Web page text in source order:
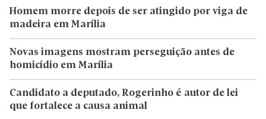
Homem morre depois de ser atingido por viga de
madeira em Marília
Novas imagens mostram perseguição antes de
homicídio em Marília
Candidato a deputado, Rogerinho é autor de lei
que fortalece a causa animal